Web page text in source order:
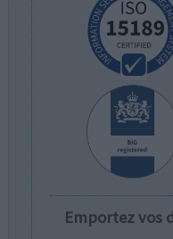
Emportez vos